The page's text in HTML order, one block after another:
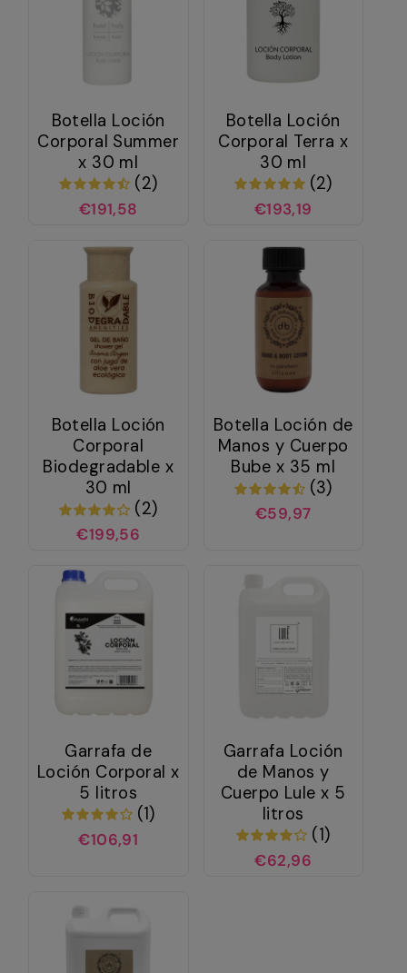
Botella Loción
Corporal Summer
x 30 ml
(2)
€191,58
Botella Loción
Corporal Terra x
30 ml
(2)
€193,19
Botella Loción
Corporal
Biodegradable x
30 ml
(2)
€199,56
Botella Loción de
Manos y Cuerpo
Bube x 35 ml
(3)
€59,97
Garrafa de
Loción Corporal x
5 litros
(1)
€106,91
Garrafa Loción
de Manos y
Cuerpo Lule x 5
litros
(1)
€62,96